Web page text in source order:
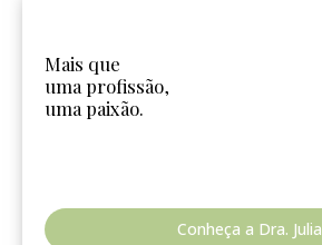
Mais que
uma profissão,
uma paixão.
Conheça a Dra. Julia